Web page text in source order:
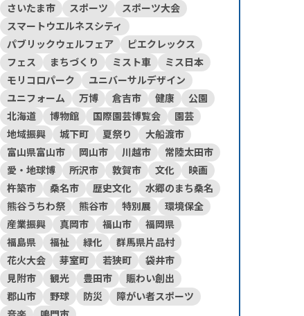
さいたま市
スポーツ
スポーツ大会
スマートウエルネスシティ
パブリックウェルフェア
ピエクレックス
フェス
まちづくり ミスト車
ミス日本
モリコロパーク
ユニバーサルデザイン
ユニフォーム
万博 倉吉市 健康
公園
北海道
博物館 国際園芸博覧会
園芸
地域振興
城下町 夏祭り
大船渡市
富山県富山市
岡山市 川越市
常陸太田市
愛・地球博
所沢市 敦賀市 文化
映画
杵築市
桑名市 歴史文化
水郷のまち桑名
熊谷うちわ祭
熊谷市 特別展
環境保全
産業振興
真岡市 福山市
福岡県
福島県
福祉 緑化
群馬県片品村
花火大会
芽室町 若狭町
袋井市
見附市
観光 豊田市
賑わい創出
郡山市
野球 防災
障がい者スポーツ